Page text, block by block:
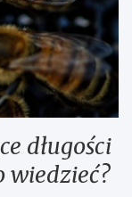
długości
wiedzieć?